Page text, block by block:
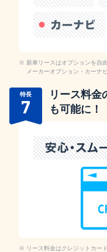
新車リースはオプションを自
メーカーオプション・カーナ
特長
7
リース料金
も可能に！
リース料金はクレジットカー